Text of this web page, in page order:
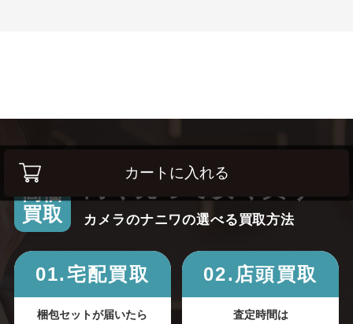
カートに入れる
高価
買取
高く売って安く買う！
カメラのナニワの選べる買取方法
01.宅配買取
梱包セットが届いたら
02.店頭買取
査定時間は